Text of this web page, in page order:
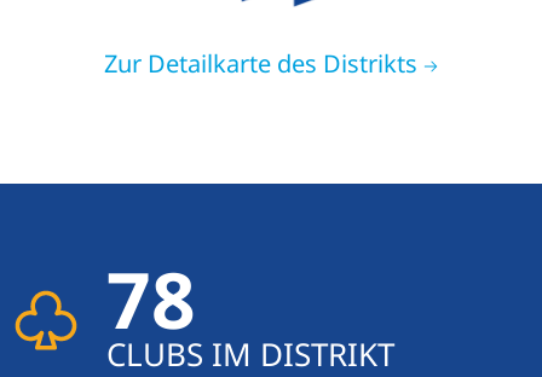
Zur Detailkarte des Distrikts
78
CLUBS IM DISTRIKT